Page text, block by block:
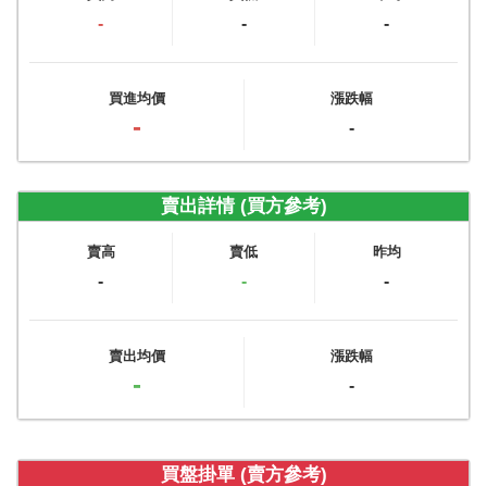
- - -
買進均價
-
漲跌幅
-
賣出詳情 (買方參考)
賣高
-
賣低
-
昨均
-
賣出均價
-
漲跌幅
-
買盤掛單 (賣方參考)